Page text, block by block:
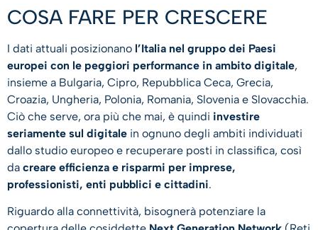
COSA FARE PER CRESCERE
I dati attuali posizionano l’Italia nel gruppo dei Paesi
europei con le peggiori performance in ambito digitale,
insieme a Bulgaria, Cipro, Repubblica Ceca, Grecia,
Croazia, Ungheria, Polonia, Romania, Slovenia e Slovacchia.
Ciò che serve, ora più che mai, è quindi investire
seriamente sul digitale in ognuno degli ambiti individuati
dallo studio europeo e recuperare posti in classifica, così
da creare efficienza e risparmi per imprese,
professionisti, enti pubblici e cittadini.
Riguardo alla connettività, bisognerà potenziare la